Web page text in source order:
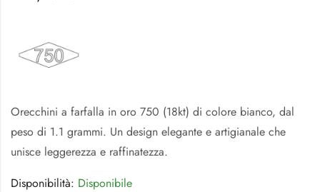
Orecchini a farfalla in oro 750 (18kt) di colore bianco, dal
peso di 1.1 grammi. Un design elegante e artigianale che
unisce leggerezza e raffinatezza.
Disponibilità: Disponibile